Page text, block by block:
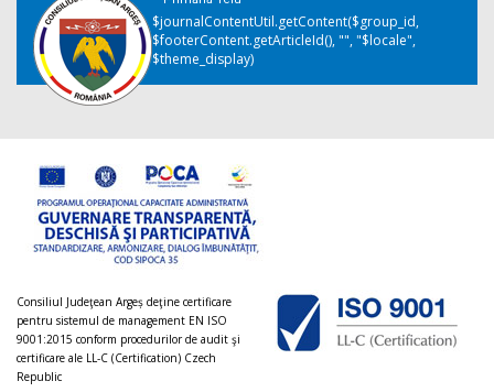
$journalContentUtil.getContent($group_id,
$footerContent.getArticleId(), "", "$locale",
$theme_display)
Consiliul Judeţean Argeș deţine certificare
pentru sistemul de management EN ISO
9001:2015 conform procedurilor de audit şi
certificare ale LL-C (Certification) Czech
Republic